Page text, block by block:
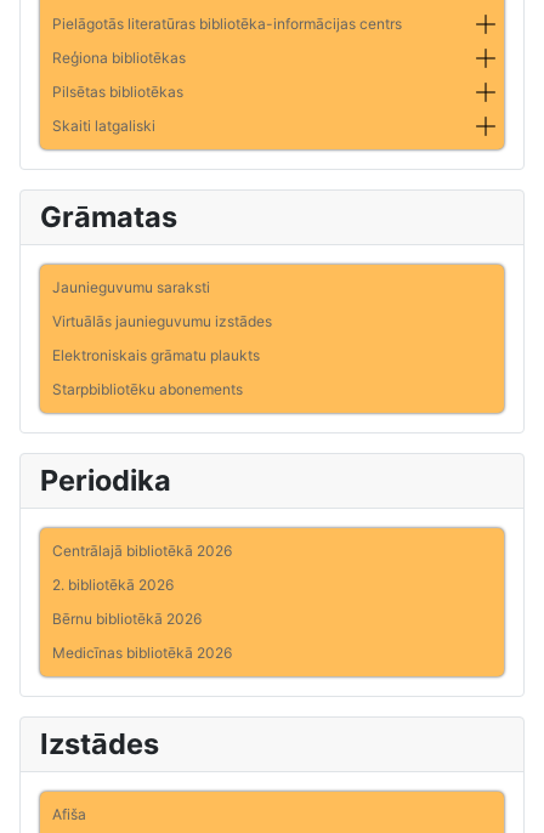
Pielāgotās literatūras bibliotēka-informācijas centrs
Reģiona bibliotēkas
Pilsētas bibliotēkas
Skaiti latgaliski
Grāmatas
Jaunieguvumu saraksti
Virtuālās jaunieguvumu izstādes
Elektroniskais grāmatu plaukts
Starpbibliotēku abonements
Periodika
Centrālajā bibliotēkā 2026
2. bibliotēkā 2026
Bērnu bibliotēkā 2026
Medicīnas bibliotēkā 2026
Izstādes
Afiša